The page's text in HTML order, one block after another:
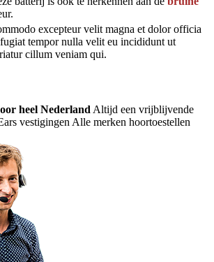
excepteur velit magna et dolor officia
tempor nulla velit eu incididunt ut
cillum veniam qui.
heel Nederland Altijd een vrijblijvende
vestigingen Alle merken hoortoestellen